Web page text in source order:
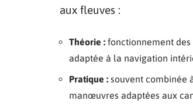
aux fleuves :
Théorie : fonctionnement
adaptée à la navigation
Pratique : souvent combinée
manœuvres adaptées aux